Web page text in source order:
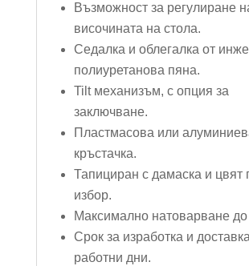
Възможност за регулиране
височината на стола.
Седалка и облегалка от
полиуретанова пяна.
Tilt механизъм, с опция за
заключване.
Пластмасова или
кръстачка.
Тапициран с дамаска и цвят
избор.
Максимално натоварване до
Срок за изработка и
работни дни.